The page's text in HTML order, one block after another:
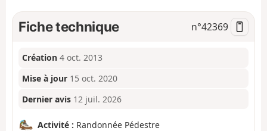
n
Fiche technique n°42369
Création 4 oct. 2013
Mise à jour 15 oct. 2020
Dernier avis 12 juil. 2026
Activité : Randonnée Pédestre